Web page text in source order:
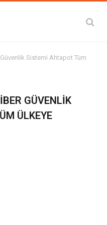
Sistemi Ahtapot Tüm
GÜVENLIK
ÜLKEYE